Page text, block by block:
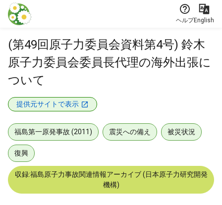
本文に飛ぶ
ヘルプEnglish
(第49回原子力委員会資料第4号) 鈴木
原子力委員会委員長代理の海外出張に
ついて
提供元サイトで表示
福島第一原発事故 (2011) 震災への備え 被災状況
復興
収録:福島原子力事故関連情報アーカイブ (日本原子力研究開発
機構)